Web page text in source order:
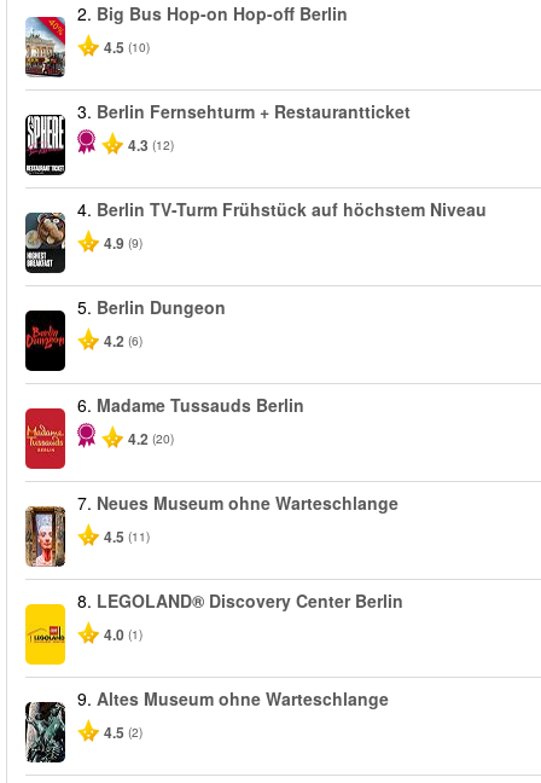
-40%
2. Big Bus Hop-on Hop-off Berlin
4.5 (10)
3. Berlin Fernsehturm + Restaurantticket
4.3 (12)
4. Berlin TV-Turm Frühstück auf höchstem Niveau
4.9 (9)
5. Berlin Dungeon
4.2 (6)
6. Madame Tussauds Berlin
4.2 (20)
7. Neues Museum ohne Warteschlange
4.5 (11)
8. LEGOLAND® Discovery Center Berlin
4.0 (1)
9. Altes Museum ohne Warteschlange
4.5 (2)